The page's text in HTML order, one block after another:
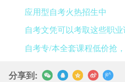
应用型自考火热招生中
自考文凭可以考取这些职业
自考专/本全套课程低价抢
分享到: